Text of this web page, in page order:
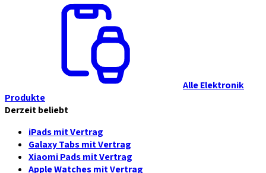
Alle Elektronik
Produkte
Derzeit beliebt
iPads mit Vertrag
Galaxy Tabs mit Vertrag
Xiaomi Pads mit Vertrag
Apple Watches mit Vertrag